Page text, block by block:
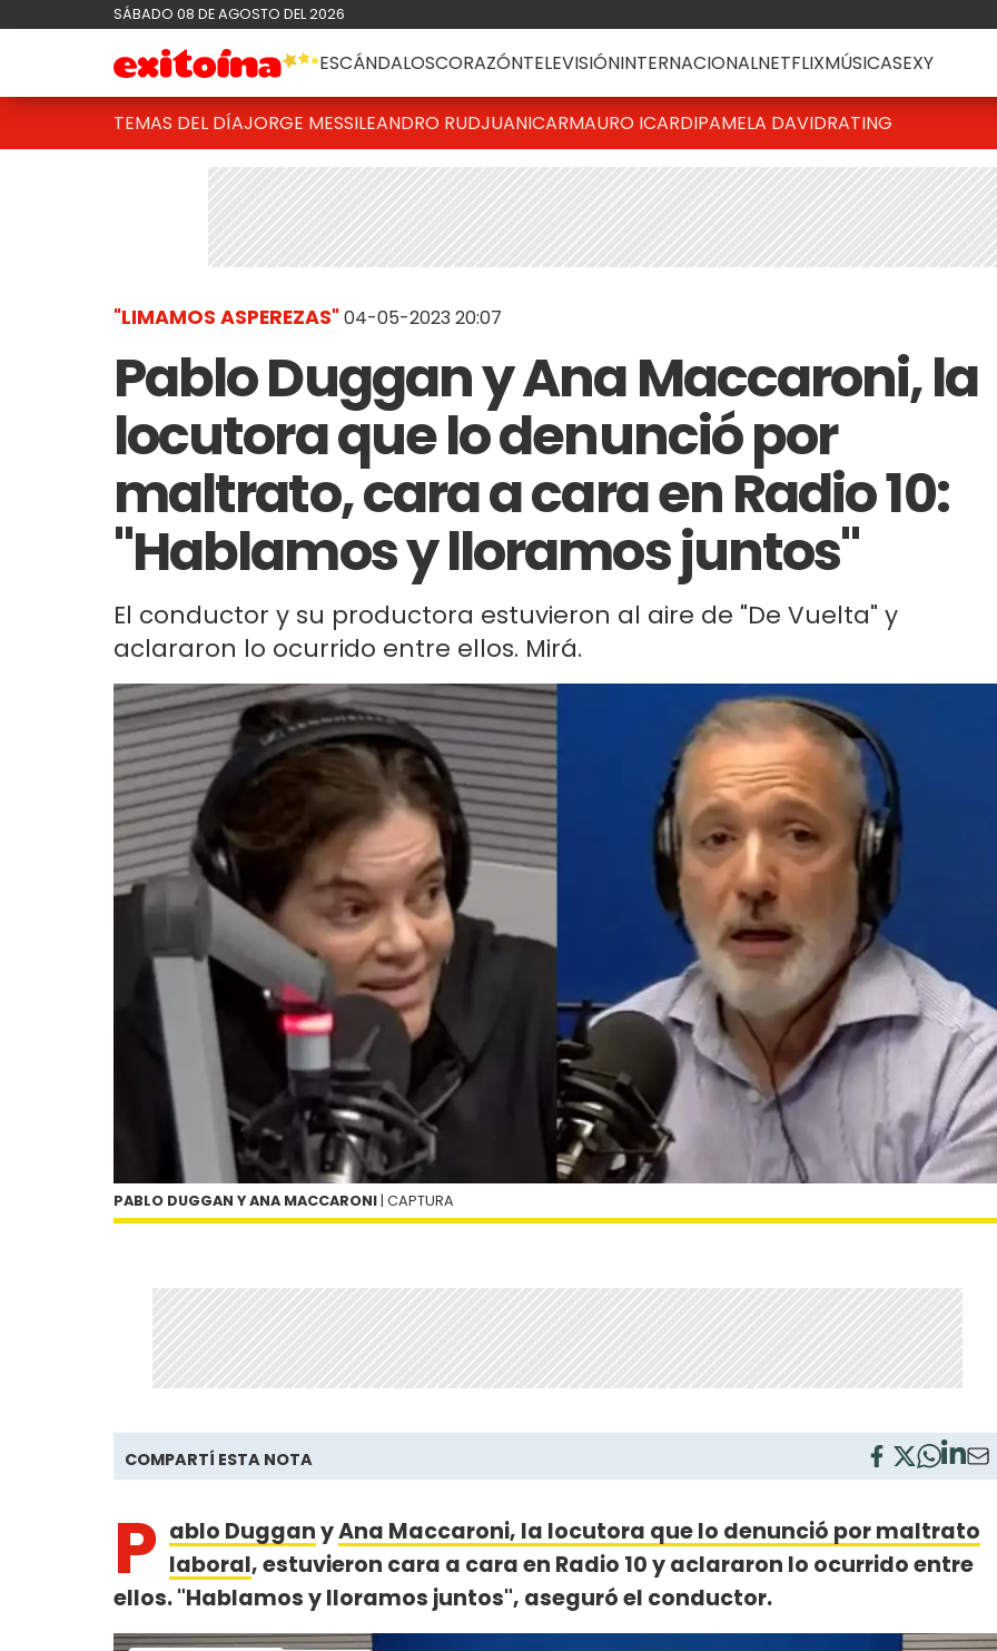
SÁBADO 08 DE AGOSTO DEL 2026
ESCÁNDALOSCORAZÓNTELEVISIÓNINTERNACIONALNETFLIXMÚSICASEXY
TEMAS DEL DÍAJORGE MESSILEANDRO RUDJUANICARMAURO ICARDIPAMELA DAVIDRATING
"LIMAMOS ASPEREZAS"04-05-2023 20:07
Pablo Duggan y Ana Maccaroni, la
locutora que lo denunció por
maltrato, cara a cara en Radio 10:
"Hablamos y lloramos juntos"
El conductor y su productora estuvieron al aire de "De Vuelta" y
aclararon lo ocurrido entre ellos. Mirá.
PABLO DUGGAN Y ANA MACCARONI | CAPTURA
COMPARTÍ ESTA NOTA
P ablo DugganyAna Maccaroni, la locutora que lo denunció por maltrato
laboral, estuvieron cara a cara en Radio 10 y aclararon lo ocurrido entre
ellos. "Hablamos y lloramos juntos", aseguró el conductor.